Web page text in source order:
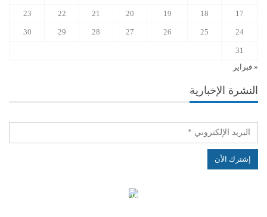
17
18
19
20
21
22
23
24
25
26
27
28
29
30
31
« فبراير
النشرة الإخبارية
الهياكل الخاضعة لقانون النفاذ إلى المعلومة